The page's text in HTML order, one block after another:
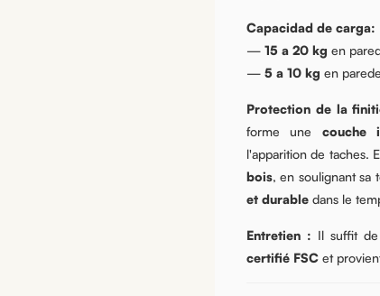
Capacidad de carga:
— 15 a 20 kg en
— 5 a 10 kg en
Protection de la
forme une couche
l'apparition de taches.
bois, en soulignant sa
et durable dans le
Entretien : Il suffit
certifié FSC et